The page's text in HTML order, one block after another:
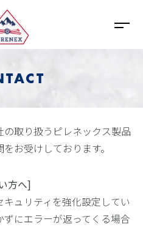
取り扱うピレネックス製品
お受けしております。
方へ]
ュリティを強化設定してい
にエラーが返ってくる場合